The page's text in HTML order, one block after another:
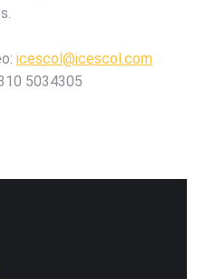
icescol@icescol.com
5034305